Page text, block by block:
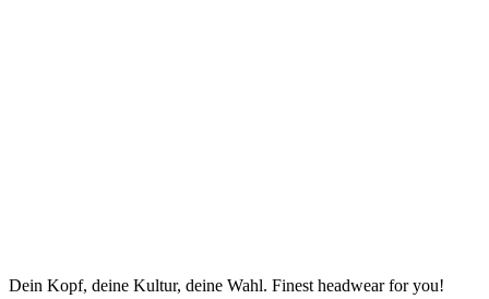
Dein Kopf, deine Kultur, deine Wahl. Finest headwear for you!